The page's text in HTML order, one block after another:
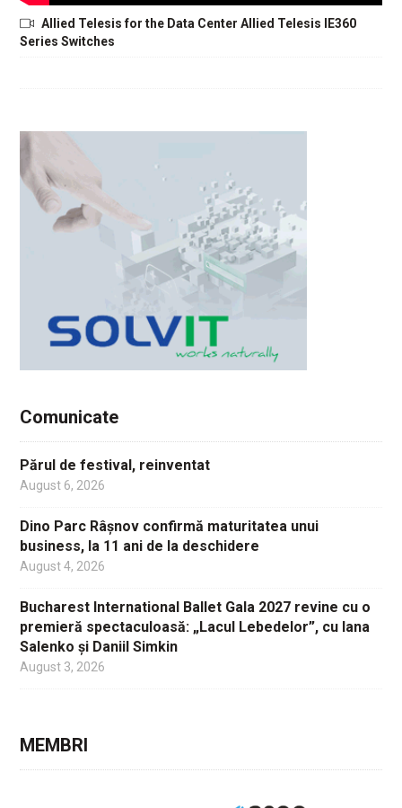
Allied Telesis for the Data Center Allied Telesis IE360
Series Switches
Comunicate
Părul de festival, reinventat
August 6, 2026
Dino Parc Râșnov confirmă maturitatea unui
business, la 11 ani de la deschidere
August 4, 2026
Bucharest International Ballet Gala 2027 revine cu o
premieră spectaculoasă: „Lacul Lebedelor”, cu Iana
Salenko și Daniil Simkin
August 3, 2026
MEMBRI